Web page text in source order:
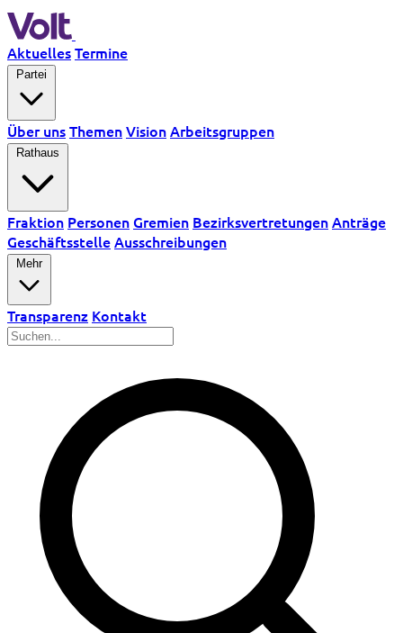
AktuellesTermine
Über unsThemenVisionArbeitsgruppen
Fraktion PersonenGremien BezirksvertretungenAnträge
GeschäftsstelleAusschreibungen
Mehr
Transparenz Kontakt